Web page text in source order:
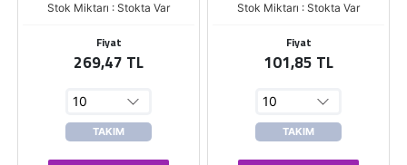
Stok Miktarı : Stokta Var
Fiyat
269,47 TL
TAKIM
Stok Miktarı : Stokta Var
Fiyat
101,85 TL
TAKIM